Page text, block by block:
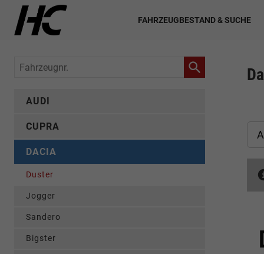
FAHRZEUGBESTAND & SUCHE
Fahrzeugnr.
AUDI
CUPRA
DACIA
Duster
Jogger
Sandero
Bigster